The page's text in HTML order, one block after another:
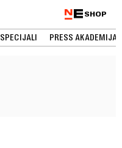
SHOP
SPECIJALI PRESS AKADEMIJA